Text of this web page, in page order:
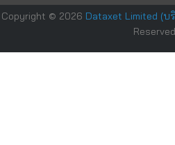
Copyright © 2026 Dataxet Limited (บ